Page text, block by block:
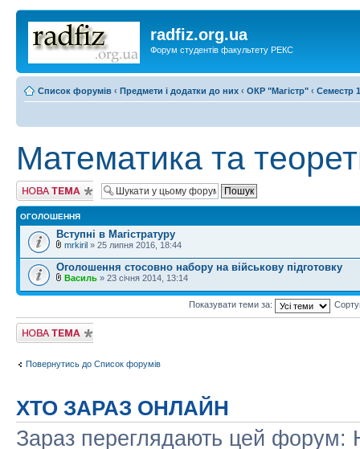
radfiz.org.ua
Форум студентів факультету РЕКС
Список форумів ‹ Предмети і додатки до них ‹ ОКР "Магістр" ‹ Семестр
Математика та
Створити нову
тему
ОГОЛОШЕННЯ
Вступні в Магістратуру
mrkiril » 25 липня 2016, 18:44
Оголошення стосовно набору на військову підготовку
Василь » 23 січня 2014, 13:14
Показувати теми за:
Створити нову
тему
Повернутись до Список форумів
ХТО ЗАРАЗ ОНЛАЙН
Зараз переглядають цей форум: